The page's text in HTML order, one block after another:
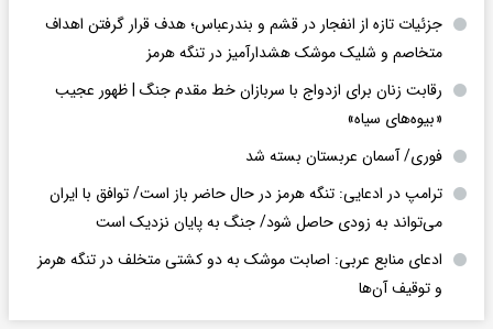
جزئیات تازه از انفجار در قشم و بندرعباس؛ هدف قرار گرفتن اهداف
متخاصم و شلیک موشک هشدارآمیز در تنگه هرمز
رقابت زنان برای ازدواج با سربازان خط مقدم جنگ | ظهور عجیب
«بیوه‌های سیاه»
فوری/ آسمان عربستان بسته شد
ترامپ در ادعایی: تنگه هرمز در حال حاضر باز است/ توافق با ایران
می‌تواند به‌ زودی حاصل شود/ جنگ به پایان نزدیک است
ادعای منابع عربی: اصابت موشک به دو کشتی متخلف در تنگه هرمز
و توقیف آن‌ها